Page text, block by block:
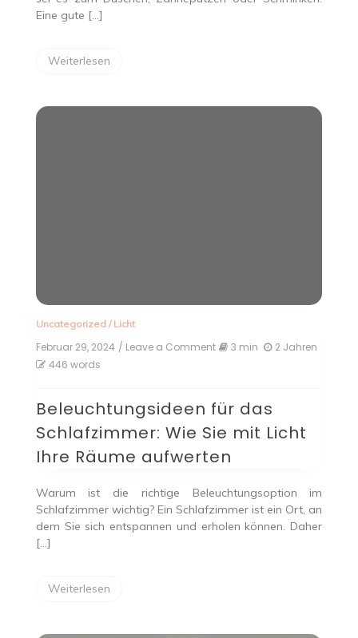
Eine gute […]
Weiterlesen
Uncategorized / Licht
Februar 29, 2024 / Leave a Commenton
Schlafzimmer:
Wie
Sie
Licht
Räume
aufwerten
3 min
2 Jahren
446 words
Beleuchtungsideen für das
Schlafzimmer: Wie Sie mit Licht
Ihre Räume aufwerten
Warum ist die richtige Beleuchtungsoption im
Schlafzimmer wichtig? Ein Schlafzimmer ist ein Ort, an
dem Sie sich entspannen und erholen können. Daher
[…]
Weiterlesen